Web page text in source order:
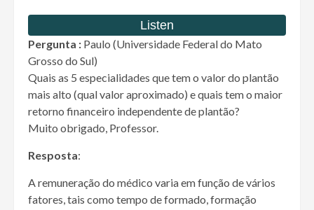
Pergunta : Paulo (Universidade Federal do Mato
Grosso do Sul)
Quais as 5 especialidades que tem o valor do plantão
mais alto (qual valor aproximado) e quais tem o maior
retorno financeiro independente de plantão?
Muito obrigado, Professor.
Resposta:
A remuneração do médico varia em função de vários
fatores, tais como tempo de formado, formação